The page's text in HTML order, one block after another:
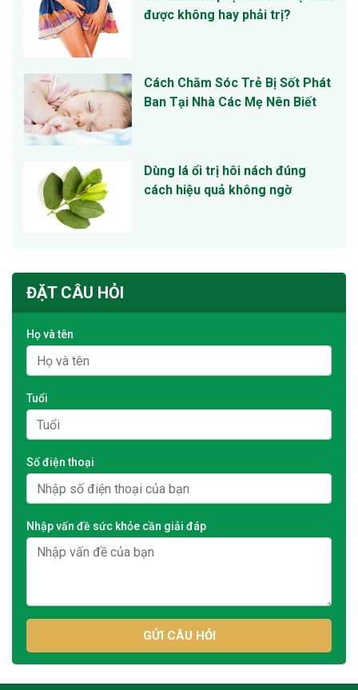
được không hay phải trị?
Cách Chăm Sóc Trẻ Bị Sốt Phát
Ban Tại Nhà Các Mẹ Nên Biết
Dùng lá ổi trị hôi nách đúng
cách hiệu quả không ngờ
ĐẶT CÂU HỎI
Họ và tên
Tuổi
Số điện thoại
Nhập vấn đề sức khỏe cần giải đáp
GỬI CÂU HỎI